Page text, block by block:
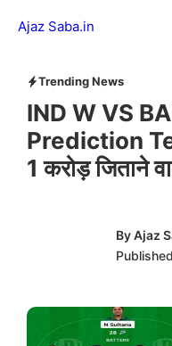
Ajaz Saba.in
Trending News
IND W VS
Prediction
1 करोड़ जिताने
ByAjaz